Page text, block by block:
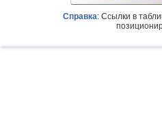
Справка: Ссылки в